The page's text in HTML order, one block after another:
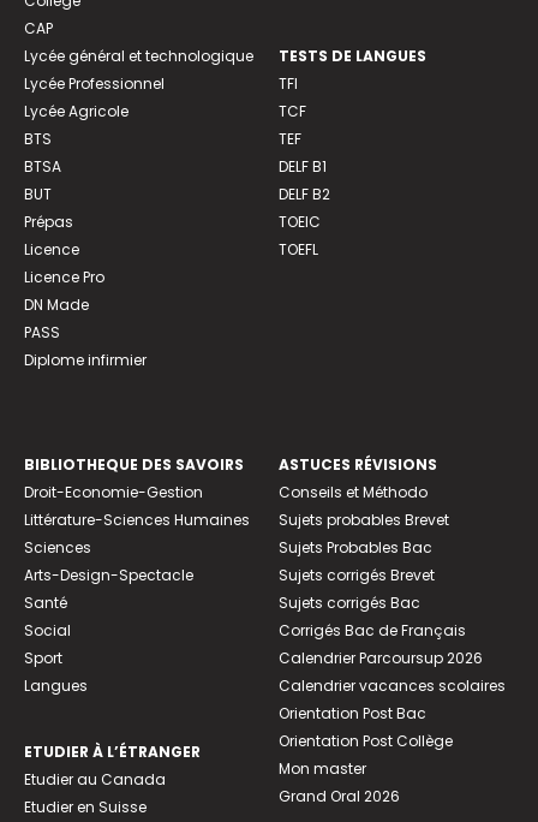
CAP
Lycée général et technologique
Lycée Professionnel
Lycée Agricole
BTS
BTSA
BUT
Prépas
Licence
Licence Pro
DN Made
PASS
Diplome infirmier
TESTS DE LANGUES
TFI
TCF
TEF
DELF B1
DELF B2
TOEIC
TOEFL
BIBLIOTHEQUE DES SAVOIRS
Droit-Economie-Gestion
Littérature-Sciences Humaines
Sciences
Arts-Design-Spectacle
Santé
Social
Sport
Langues
ETUDIER À L’ÉTRANGER
Etudier au Canada
Etudier en Suisse
ASTUCES RÉVISIONS
Conseils et Méthodo
Sujets probables Brevet
Sujets Probables Bac
Sujets corrigés Brevet
Sujets corrigés Bac
Corrigés Bac de Français
Calendrier Parcoursup 2026
Calendrier vacances scolaires
Orientation Post Bac
Orientation Post Collège
Mon master
Grand Oral 2026